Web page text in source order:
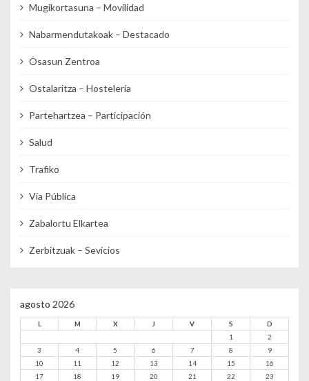
Mugikortasuna – Movilidad
Nabarmendutakoak – Destacado
Osasun Zentroa
Ostalaritza – Hostelería
Partehartzea – Participación
Salud
Trafiko
Vía Pública
Zabalortu Elkartea
Zerbitzuak – Sevicios
agosto 2026
L M X J V S
D
1
2
3
4 5 6 7 8
9
10
11 12 13 14 15
16
17
18 19 20 21 22 23